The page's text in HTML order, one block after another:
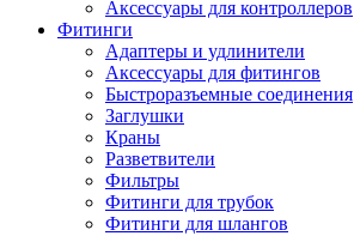
Аксессуары для контроллеров
Фитинги
Адаптеры и удлинители
Аксессуары для фитингов
Быстроразъемные соединения
Заглушки
Краны
Разветвители
Фильтры
Фитинги для трубок
Фитинги для шлангов